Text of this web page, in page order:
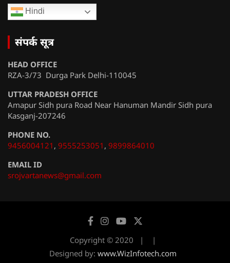
Hindi
संपर्क सूत्र
HEAD OFFICE
RZA-3/73 Durga Park Delhi-110045
UTTAR PRADESH OFFICE
Amapur Sidh pura Road Near Hanuman Mandir Sidh pura
Kasganj-207246
PHONE NO.
9456004121 , 9555253051 , 9899864010
EMAIL ID
srojvartanews@gmail.com
Copyright © 2020
Designed by: www.WizInfotech.com